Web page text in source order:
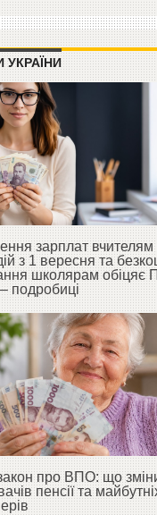
УКРАЇНИ
зарплат вчителям
з 1 вересня та
школярам обіцяє
– подробиці
про ВПО: що
пенсії та